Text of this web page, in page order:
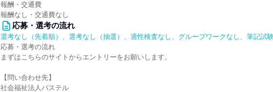
報酬・交通費
報酬なし・交通費なし
応募・選考の流れ
選考なし（先着順）、選考なし（抽選）、適性検査なし、グループワークなし、筆記試
応募・選考の流れ
まずはこちらのサイトからエントリーをお願いします。
【問い合わせ先】
社会福祉法人パステル